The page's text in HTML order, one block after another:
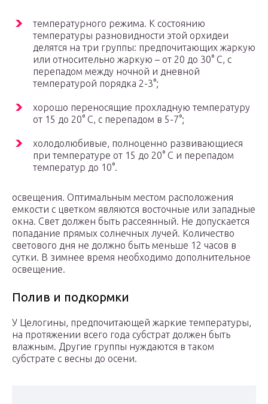
температурного режима. К состоянию
температуры разновидности этой орхидеи
делятся на три группы: предпочитающих жаркую
или относительно жаркую – от 20 до 30° С, с
перепадом между ночной и дневной
температурой порядка 2-3°;
хорошо переносящие прохладную температуру
от 15 до 20° С, с перепадом в 5-7°;
холодолюбивые, полноценно развивающиеся
при температуре от 15 до 20° С и перепадом
температур до 10°.
освещения. Оптимальным местом расположения
емкости с цветком являются восточные или западные
окна. Свет должен быть рассеянный. Не допускается
попадание прямых солнечных лучей. Количество
светового дня не должно быть меньше 12 часов в
сутки. В зимнее время необходимо дополнительное
освещение.
Полив и подкормки
У Целогины, предпочитающей жаркие температуры,
на протяжении всего года субстрат должен быть
влажным. Другие группы нуждаются в таком
субстрате с весны до осени.